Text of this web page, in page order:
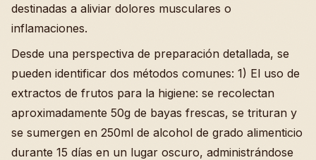
destinadas a aliviar dolores musculares o
inflamaciones.
Desde una perspectiva de preparación detallada, se
pueden identificar dos métodos comunes: 1) El uso de
extractos de frutos para la higiene: se recolectan
aproximadamente 50g de bayas frescas, se trituran y
se sumergen en 250ml de alcohol de grado alimenticio
durante 15 días en un lugar oscuro, administrándose